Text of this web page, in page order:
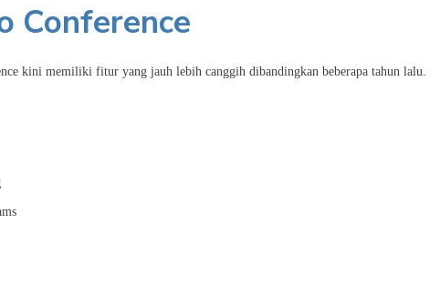
Conference
kini memiliki fitur yang jauh lebih canggih dibandingkan beberapa tahun lalu.